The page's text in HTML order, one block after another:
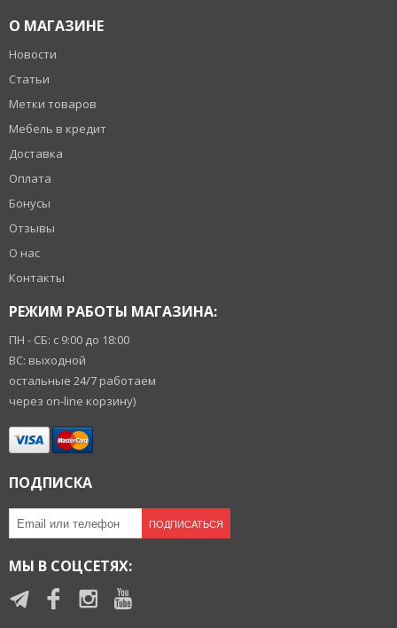
О МАГАЗИНЕ
Новости
Статьи
Метки товаров
Мебель в кредит
Доставка
Оплата
Бонусы
Отзывы
О нас
Контакты
РЕЖИМ РАБОТЫ МАГАЗИНА:
ПН - СБ: с 9:00 до 18:00
ВС: выходной
остальные 24/7 работаем
через on-line корзину)
ПОДПИСКА
ПОДПИСАТЬСЯ
МЫ В СОЦСЕТЯХ: